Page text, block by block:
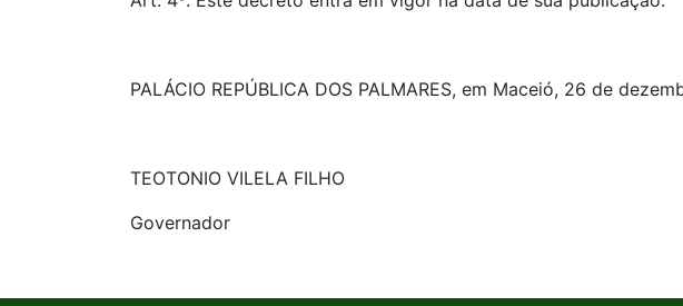
PALÁCIO REPÚBLICA DOS PALMARES, em Maceió, 26 de
TEOTONIO VILELA FILHO
Governador